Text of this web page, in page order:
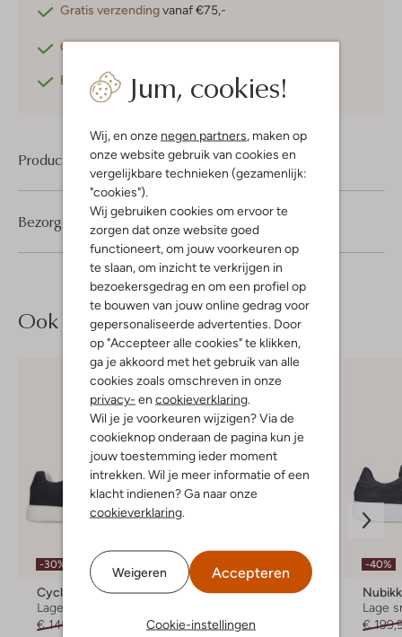
Jum, cookies!
Wij, en onze negen partners, maken op
onze website gebruik van cookies en
vergelijkbare technieken (gezamenlijk:
"cookies").
Wij gebruiken cookies om ervoor te
zorgen dat onze website goed
functioneert, om jouw voorkeuren op
te slaan, om inzicht te verkrijgen in
bezoekersgedrag en om een profiel op
te bouwen van jouw online gedrag voor
gepersonaliseerde advertenties. Door
op "Accepteer alle cookies" te klikken,
ga je akkoord met het gebruik van alle
cookies zoals omschreven in onze
privacy- en cookieverklaring.
Wil je je voorkeuren wijzigen? Via de
cookieknop onderaan de pagina kun je
jouw toestemming ieder moment
intrekken. Wil je meer informatie of een
klacht indienen? Ga naar onze
cookieverklaring.
Weigeren Accepteren
Cookie-instellingen
Gratis verzendingvanaf €75,-
Gratis retournerenbinnen 30 dagen*
Betaal achteraf
Product informatie
Bezorgen & retourneren
Ook iets voor jou?
-30%
Cycleur De Luxe
Lage sneakers
€ 149,99
-40%
Nubikk
€ 219,99 € 131,99
-40%
Nubikk
Lage
€